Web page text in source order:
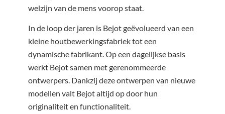
welzijn van de mens voorop staat.
In de loop der jaren is Bejot geëvolueerd van een
kleine houtbewerkingsfabriek tot een
dynamische fabrikant. Op een dagelijkse basis
werkt Bejot samen met gerenommeerde
ontwerpers. Dankzij deze ontwerpen van nieuwe
modellen valt Bejot altijd op door hun
originaliteit en functionaliteit.